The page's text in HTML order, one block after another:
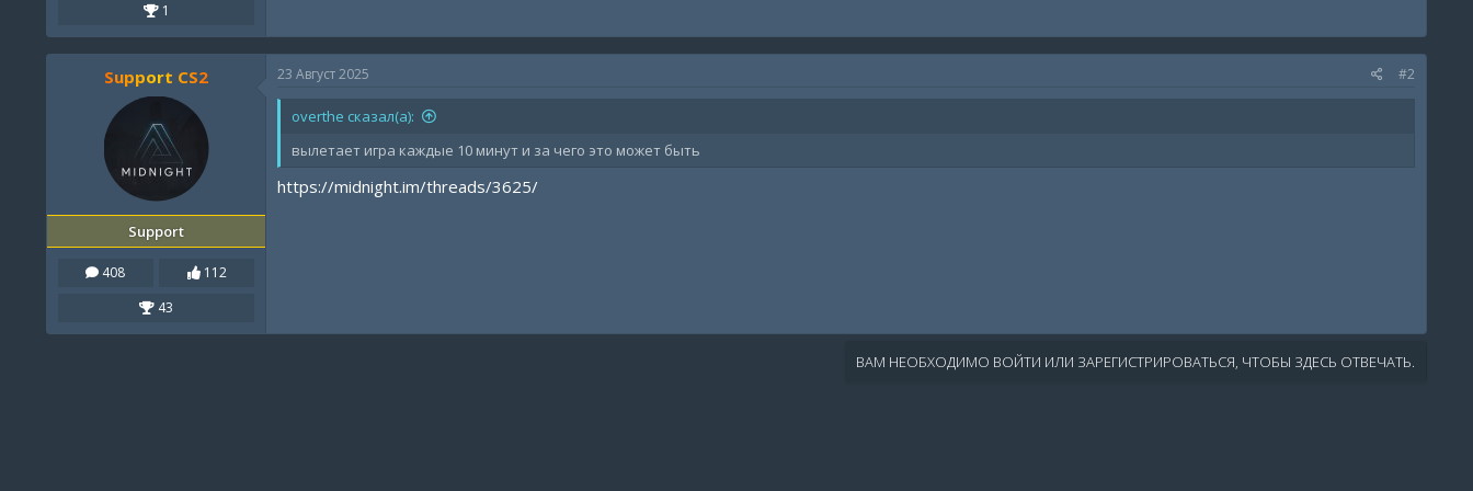
1
Support CS2
Support
408
112
43
23 Август 2025 #2
overthe сказал(а):
вылетает игра каждые 10 минут и за чего это может быть
https://midnight.im/threads/3625/
ВАМ НЕОБХОДИМО ВОЙТИ ИЛИ ЗАРЕГИСТРИРОВАТЬСЯ, ЧТОБЫ ЗДЕСЬ ОТВЕЧАТЬ.